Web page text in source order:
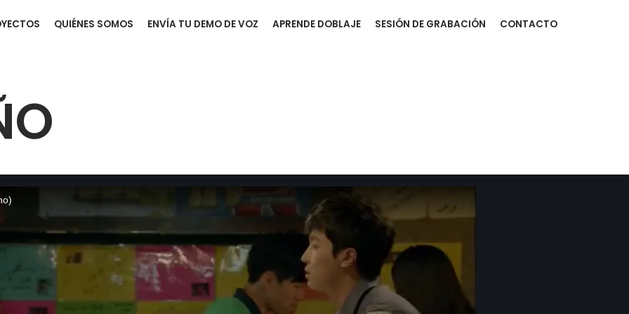
QUIÉNES SOMOS ENVÍA TU DEMO DE VOZ APRENDE DOBLAJE SESIÓN DE GRABACIÓN CONTACTO